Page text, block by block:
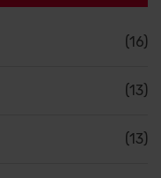
(16)
(13)
(13)